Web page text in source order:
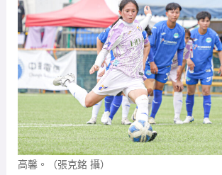
高馨。（張克銘 攝）